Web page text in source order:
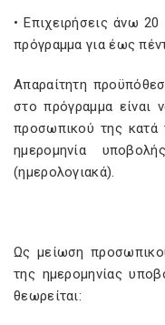
• Επιχειρήσεις άνω
πρόγραμμα για έως
Απαραίτητη
στο πρόγραμμα είναι
προσωπικού της κατά
ημερομηνία
(ημερολογιακά).
Ως μείωση
της ημερομηνίας
θεωρείται: